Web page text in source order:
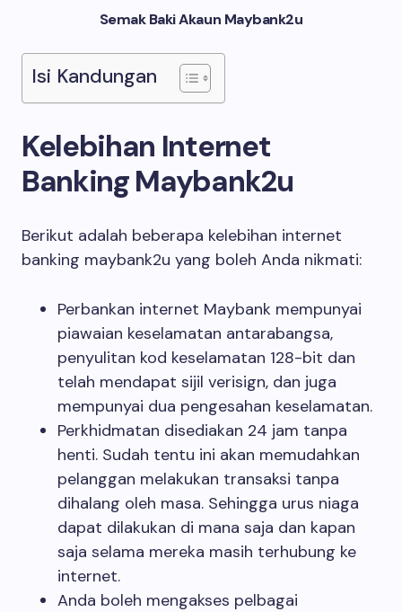
Semak Baki Akaun Maybank2u
Isi Kandungan
Kelebihan Internet
Banking Maybank2u
Berikut adalah beberapa kelebihan internet
banking maybank2u yang boleh Anda nikmati:
Perbankan internet Maybank mempunyai
piawaian keselamatan antarabangsa,
penyulitan kod keselamatan 128-bit dan
telah mendapat sijil verisign, dan juga
mempunyai dua pengesahan keselamatan.
Perkhidmatan disediakan 24 jam tanpa
henti. Sudah tentu ini akan memudahkan
pelanggan melakukan transaksi tanpa
dihalang oleh masa. Sehingga urus niaga
dapat dilakukan di mana saja dan kapan
saja selama mereka masih terhubung ke
internet.
Anda boleh mengakses pelbagai